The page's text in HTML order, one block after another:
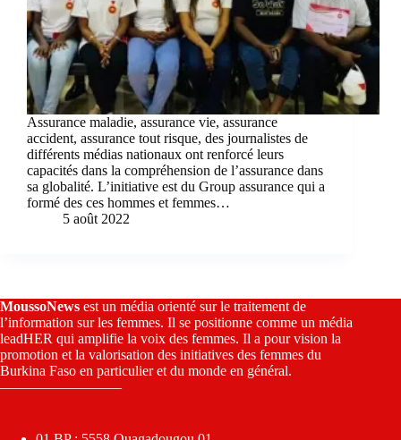
Assurance maladie, assurance vie, assurance
accident, assurance tout risque, des journalistes de
différents médias nationaux ont renforcé leurs
capacités dans la compréhension de l’assurance dans
sa globalité. L’initiative est du Group assurance qui a
formé des ces hommes et femmes…
5 août 2022
MoussoNews est un média orienté sur le traitement de
l’information sur les femmes. Il se positionne comme un média
leadHER qui amplifie la voix des femmes. Il a pour vision la
promotion et la valorisation des initiatives des femmes du
Burkina Faso en particulier et du monde en général.
————————–